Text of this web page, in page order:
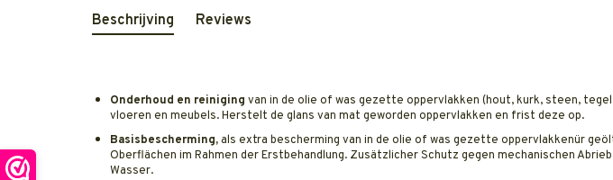
Beschrijving Reviews
Onderhoud en reiniging van in de olie of was gezette oppervlakken (hout, kurk, steen,
vloeren en meubels.Herstelt de glans van mat geworden oppervlakken en frist deze op.
Basisbescherming,als extra bescherming van in de olie of was gezette oppervlakkenür
Oberflächen im Rahmen der Erstbehandlung. Zusätzlicher Schutz gegen mechanischen
Wasser.